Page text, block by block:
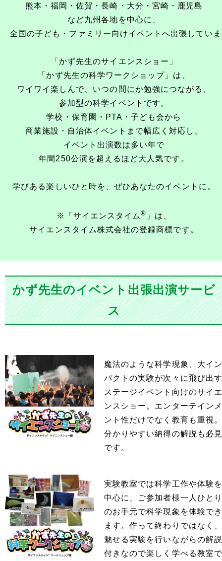
熊本・福岡・佐賀・長崎・大分・宮崎・鹿児島
など九州各地を中心に、
全国の子ども・ファミリー向けイベントへ出張してい
「かず先生のサイエンスショー」
「かず先生の科学ワークショップ」は、
ワイワイ楽しんで、いつの間にか勉強につながる、
参加型の科学イベントです。
学校・保育園・PTA・子ども会から
商業施設・自治体イベントまで幅広く対応し、
イベント出演数は多い年で
年間250公演を超えるほど大人気です。
学びある楽しいひと時を、 ぜひあなたのイベントに。
※「サイエンスタイム® 」は、
サイエンスタイム株式会社の登録商標です。
かず先生のイベント出張出演サービ
ス
魔法のような科学現象、大イン
パクトの実験が次々に飛び出す
ステージイベント向けのサイエ
ンスショー。エンターテインメ
ント性だけでなく教育も重視。
分かりやすい納得の解説も必見
です。
実験教室では科学工作や体験を
中心に、ご参加者様一人ひとり
のお手元で科学現象を体験でき
ます。作って終わりではなく、
魅せる実験を行いながらの解説
付きなので楽しく学べる教室で